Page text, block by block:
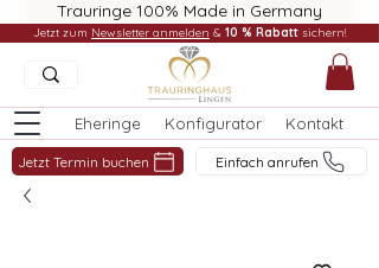
Trauringe 100% Made in Germany
Eheringe Konfigurator Kontakt
Jetzt Termin buchen Einfach anrufen
Jetzt zum Newsletter anmelden & 10 % Rabatt sichern!